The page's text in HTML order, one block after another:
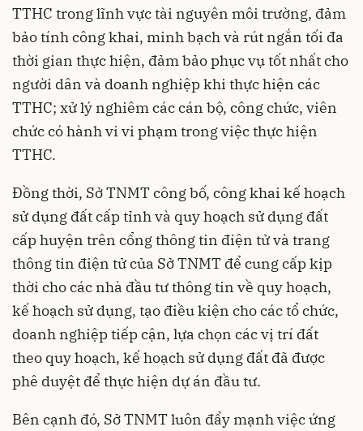
TTHC trong lĩnh vực tài nguyên môi trường, đảm
bảo tính công khai, minh bạch và rút ngắn tối đa
thời gian thực hiện, đảm bảo phục vụ tốt nhất cho
người dân và doanh nghiệp khi thực hiện các
TTHC; xử lý nghiêm các cán bộ, công chức, viên
chức có hành vi vi phạm trong việc thực hiện
TTHC.
Đồng thời, Sở TNMT công bố, công khai kế hoạch
sử dụng đất cấp tỉnh và quy hoạch sử dụng đất
cấp huyện trên cổng thông tin điện tử và trang
thông tin điện tử của Sở TNMT để cung cấp kịp
thời cho các nhà đầu tư thông tin về quy hoạch,
kế hoạch sử dụng, tạo điều kiện cho các tổ chức,
doanh nghiệp tiếp cận, lựa chọn các vị trí đất
theo quy hoạch, kế hoạch sử dụng đất đã được
phê duyệt để thực hiện dự án đầu tư.
Bên cạnh đó, Sở TNMT luôn đẩy mạnh việc ứng